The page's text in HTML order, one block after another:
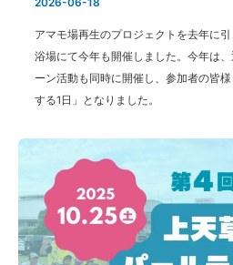
2026-06-18
アマモ場再生のプロジェクトを去年に
浴場にて今年も開催しました。今年は
ーン活動も同時に開催し、参加者の皆
する1日」となりました。